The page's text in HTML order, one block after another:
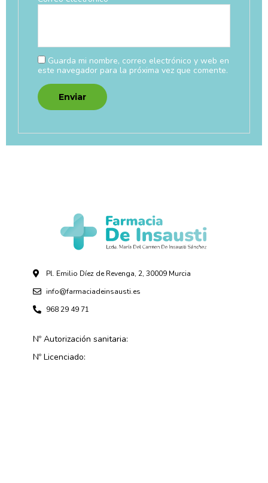
Guarda mi nombre, correo electrónico y web en
este navegador para la próxima vez que comente.
Pl. Emilio Díez de Revenga, 2, 30009 Murcia
info@farmaciadeinsausti.es
968 29 49 71
Nº Autorización sanitaria:
Nº Licenciado: